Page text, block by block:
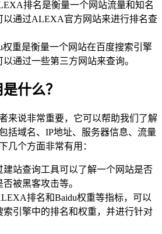
排名是衡量一个网站流量和知名
以通过ALEXA官方网站来进行排名查
权重是衡量一个网站在百度搜索引擎
通过一些第三方网站来查询。
什么？
来说非常重要，它可以帮助我们了解
括域名、IP地址、服务器信息、流量
几个方面非常有用：
建站查询工具可以了解一个网站是否
被黑客攻击等。
排名和Baidu权重等指标，可以
索引擎中的排名和权重，并进行针对